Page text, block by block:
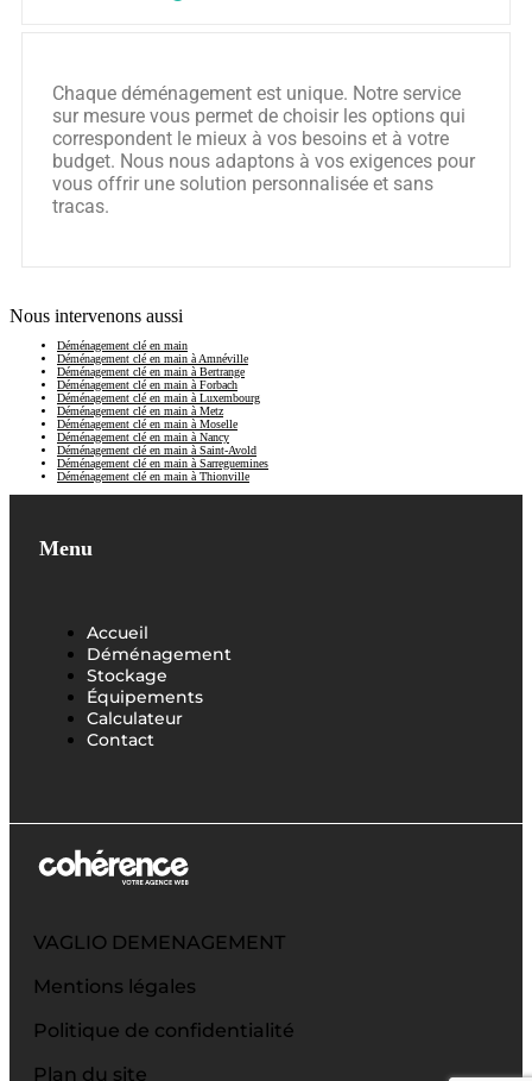
Chaque déménagement est unique. Notre service
sur mesure vous permet de choisir les options qui
correspondent le mieux à vos besoins et à votre
budget. Nous nous adaptons à vos exigences pour
vous offrir une solution personnalisée et sans
tracas.
Nous intervenons aussi
Déménagement clé en main
Déménagement clé en main à Amnéville
Déménagement clé en main à Bertrange
Déménagement clé en main à Forbach
Déménagement clé en main à Luxembourg
Déménagement clé en main à Metz
Déménagement clé en main à Moselle
Déménagement clé en main à Nancy
Déménagement clé en main à Saint-Avold
Déménagement clé en main à Sarreguemines
Déménagement clé en main à Thionville
Menu
Accueil
Déménagement
Stockage
Équipements
Calculateur
Contact
VAGLIO DEMENAGEMENT
Mentions légales
Politique de confidentialité
Plan du site